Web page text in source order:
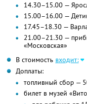
14.30–15.00 —
15.00–16.00 —
17.45–18.30 —
21.00–21.30 —
«Московская»
В стоимость входит:
Доплаты:
топливный сбор —
билет в музей